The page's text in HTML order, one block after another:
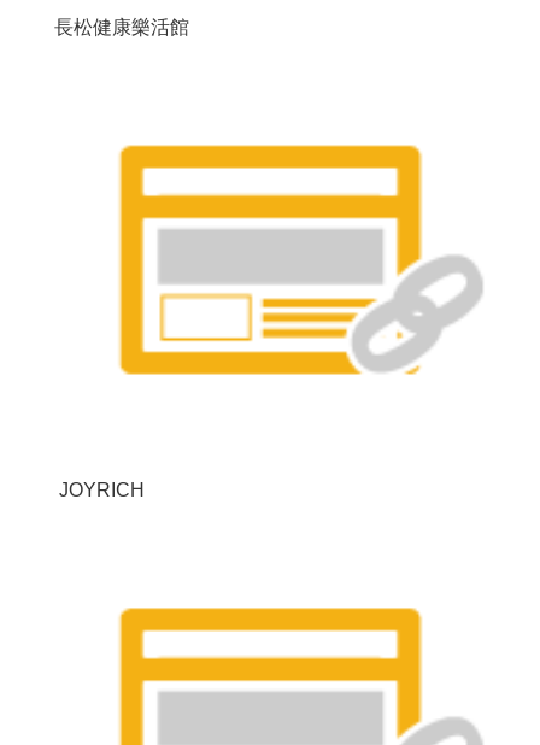
長松健康樂活館
JOYRICH